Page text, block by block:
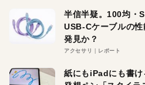
半信半疑。100均・
USB-Cケーブルの
発見か？
アクセサリ レポート
紙にもiPadにも書